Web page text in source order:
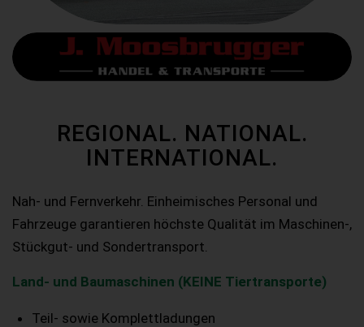
REGIONAL. NATIONAL.
INTERNATIONAL.
Nah- und Fernverkehr. Einheimisches Personal und
Fahrzeuge garantieren höchste Qualität im Maschinen-,
Stückgut- und Sondertransport.
Land- und Baumaschinen (KEINE Tiertransporte)
Teil- sowie Komplettladungen